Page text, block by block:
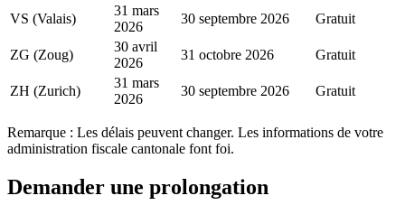
VS (Valais)
31 mars
2026
30 septembre 2026 Gratuit
ZG (Zoug)
30 avril
2026
31 octobre 2026 Gratuit
ZH (Zurich)
31 mars
2026
30 septembre 2026 Gratuit
Remarque : Les délais peuvent changer. Les informations de votre
administration fiscale cantonale font foi.
Demander une prolongation